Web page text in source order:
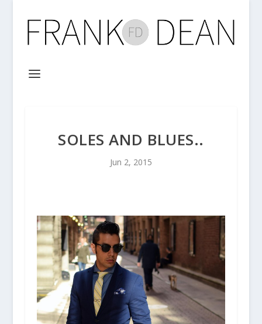
SOLES AND BLUES..
Jun 2, 2015